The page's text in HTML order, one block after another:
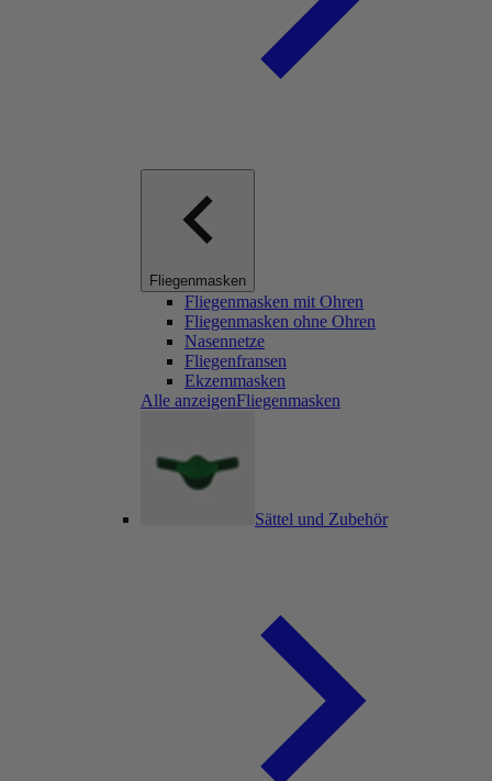
Fliegenmasken
Fliegenmasken mit Ohren
Fliegenmasken ohne Ohren
Nasennetze
Fliegenfransen
Ekzemmasken
Alle anzeigenFliegenmasken
Sättel und Zubehör